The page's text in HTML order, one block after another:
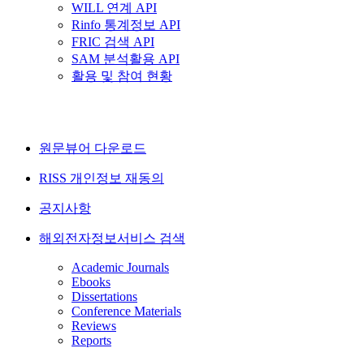
WILL 연계 API
Rinfo 통계정보 API
FRIC 검색 API
SAM 분석활용 API
활용 및 참여 현황
원문뷰어 다운로드
RISS 개인정보 재동의
공지사항
해외전자정보서비스 검색
Academic Journals
Ebooks
Dissertations
Conference Materials
Reviews
Reports